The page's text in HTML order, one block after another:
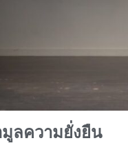
มูลความยั่งยืน